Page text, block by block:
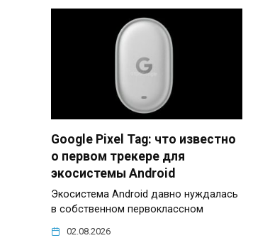
Google Pixel Tag: что известно
о первом трекере для
экосистемы Android
Экосистема Android давно нуждалась
в собственном первоклассном
02.08.2026